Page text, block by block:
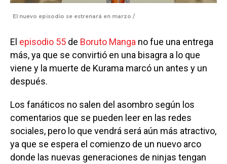
El nuevo episodio se estrenará en marzo /
El episodio 55 de Boruto Manga no fue una entrega
más, ya que se convirtió en una bisagra a lo que
viene y la muerte de Kurama marcó un antes y un
después.
Los fanáticos no salen del asombro según los
comentarios que se pueden leer en las redes
sociales, pero lo que vendrá será aún más atractivo,
ya que se espera el comienzo de un nuevo arco
donde las nuevas generaciones de ninjas tengan